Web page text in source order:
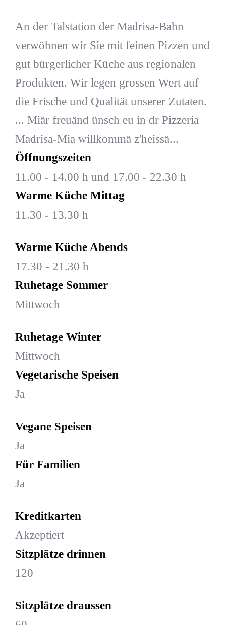
An der Talstation der Madrisa-Bahn
verwöhnen wir Sie mit feinen Pizzen und
gut bürgerlicher Küche aus regionalen
Produkten. Wir legen grossen Wert auf
die Frische und Qualität unserer Zutaten.
... Miär freuänd ünsch eu in dr Pizzeria
Madrisa-Mia willkommä z'heissä...
Öffnungszeiten
11.00 - 14.00 h und 17.00 - 22.30 h
Warme Küche Mittag
11.30 - 13.30 h
Warme Küche Abends
17.30 - 21.30 h
Ruhetage Sommer
Mittwoch
Ruhetage Winter
Mittwoch
Vegetarische Speisen
Ja
Vegane Speisen
Ja
Für Familien
Ja
Kreditkarten
Akzeptiert
Sitzplätze drinnen
120
Sitzplätze draussen